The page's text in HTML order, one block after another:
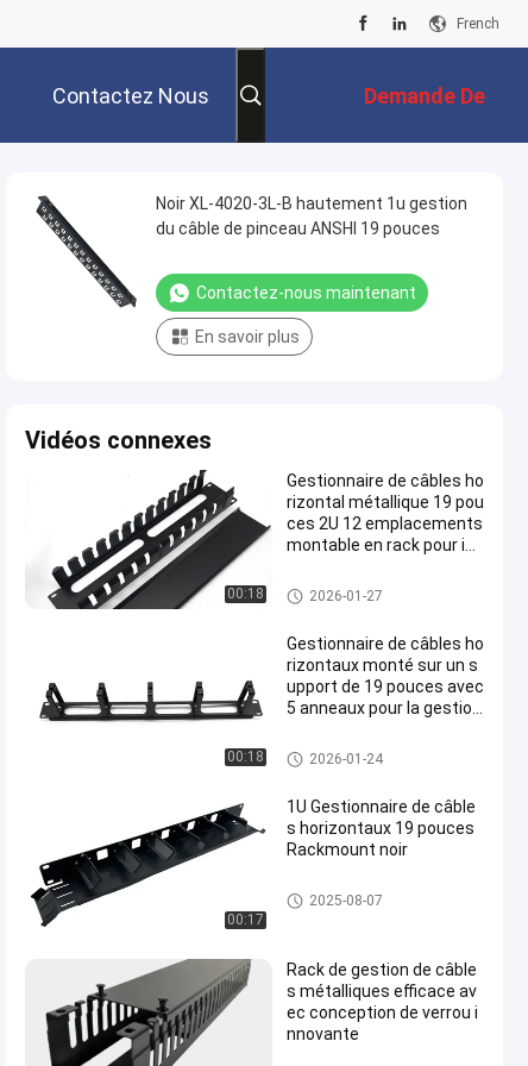
French
Contactez Nous Demande De
Soumission
Noir XL-4020-3L-B hautement 1u gestion
du câble de pinceau ANSHI 19 pouces
Contactez-nous maintenant
En savoir plus
Vidéos connexes
00:18
Gestionnaire de câbles ho
rizontal métallique 19 pou
ces 2U 12 emplacements
montable en rack pour ins
Directeur horizontal de câble
2026-01-27
00:18
Gestionnaire de câbles ho
rizontaux monté sur un s
upport de 19 pouces avec
5 anneaux pour la gestion
Directeur horizontal de câble
2026-01-24
00:17
1U Gestionnaire de câble
s horizontaux 19 pouces
Rackmount noir
Directeur horizontal de câble
2025-08-07
Rack de gestion de câble
s métalliques efficace av
ec conception de verrou i
nnovante